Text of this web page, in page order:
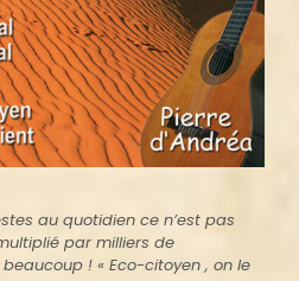
au quotidien ce n’est pas
par milliers de
! « Eco-citoyen , on le